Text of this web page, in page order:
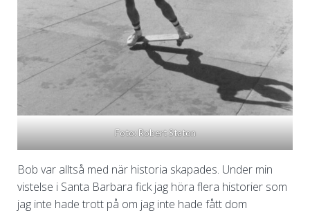
Foto: Robert Staton
Bob var alltså med när historia skapades. Under min
vistelse i Santa Barbara fick jag höra flera historier som
jag inte hade trott på om jag inte hade fått dom